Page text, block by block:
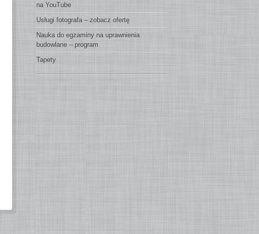
na YouTube
Usługi fotografa – zobacz ofertę
Nauka do egzaminy na uprawnienia
budowlane – program
Tapety